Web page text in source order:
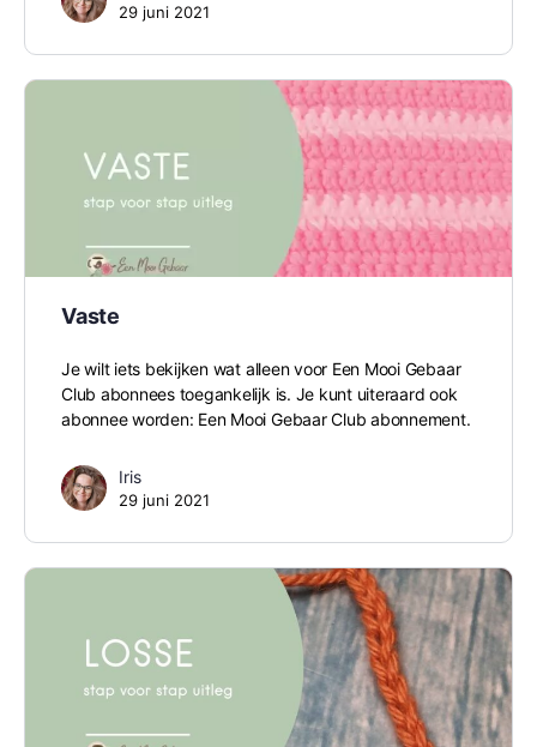
29 juni 2021
Vaste
Je wilt iets bekijken wat alleen voor Een Mooi Gebaar
Club abonnees toegankelijk is. Je kunt uiteraard ook
abonnee worden: Een Mooi Gebaar Club abonnement.
Iris
29 juni 2021